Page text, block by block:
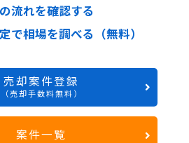
流れを確認する
で相場を調べる（無料）
売却案件登録
（売却手数料無料）
案件一覧